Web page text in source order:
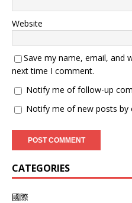
制裁。朝鲜发展核武器主要
是为了自卫，到2023年，他
论上能够威胁到美国西海
岸。基辛格认为，朝鲜长期
被国际封锁和孤立，若世界
陷入大战混乱，朝鲜可能会
对他们而言，现状已十分严
手。冷战期间，美苏展开了
激烈的军备竞赛，古巴导弹
今，北约不断东扩，俄罗斯
压缩，2022年乌克兰冲突就
Website
Save my name, email, and
next time I comment.
Notify me of follow-up
Notify me of new posts by
CATEGORIES
國際